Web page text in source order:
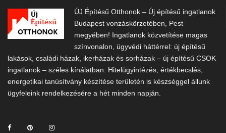
ÚJ Építésű Otthonok – Új építésű ingatlanok
Budapest vonzáskörzetében, Pest
megyében! Ingatlanok közvetítése magas
színvonalon, ügyvédi háttérrel: új építésű
lakások, családi házak, ikerházak és sorházak – új építésű CSOK
ingatlanok – széles kínálatban. Hitelügyintézés, értékbecslés,
energetikai tanúsítvány készítése területén is készséggel állunk
ügyfeleink rendelkezésére a hét minden napján.